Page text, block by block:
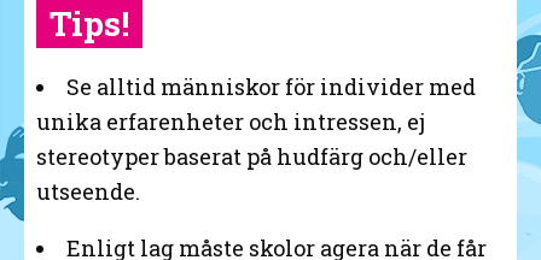
Tips!
Se alltid människor för individer med
unika erfarenheter och intressen, ej
stereotyper baserat på hudfärg och/eller
utseende.
Enligt lag måste skolor agera när de får